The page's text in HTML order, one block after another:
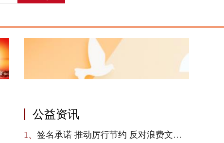
公益资讯
1、 签名承诺 推动厉行节约 反对浪费文明新风尚